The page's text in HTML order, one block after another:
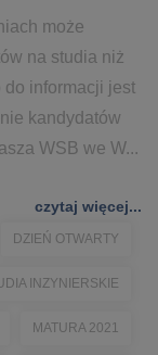
może
na studia niż
informacji jest
kandydatów
WSB we W...
czytaj więcej...
DZIEŃ OTWARTY
INZYNIERSKIE
MATURA 2021